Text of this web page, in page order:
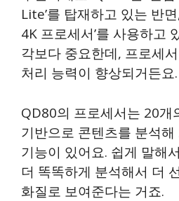
Lite’를 탑재하고 있는 반
4K 프로세서’를 사용하고
각보다 중요한데, 프로세
처리 능력이 향상되거든요.
QD80의 프로세서는 20개
기반으로 콘텐츠를 분석
기능이 있어요. 쉽게 말해
더 똑똑하게 분석해서 더
화질로 보여준다는 거죠.